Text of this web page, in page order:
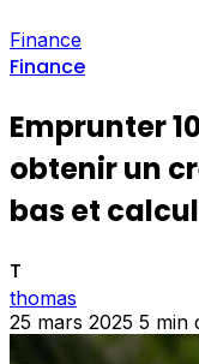
Finance
Finance
Emprunter
obtenir un
bas et
T
thomas
25 mars 2025 5 min